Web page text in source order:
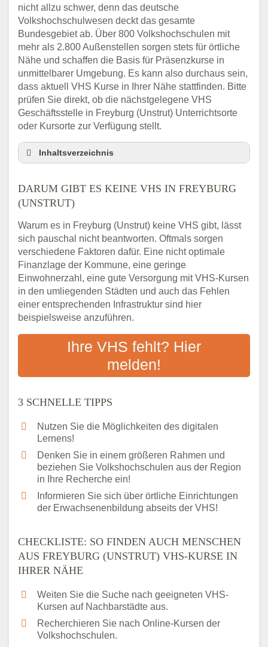
nicht allzu schwer, denn das deutsche
Volkshochschulwesen deckt das gesamte
Bundesgebiet ab. Über 800 Volkshochschulen mit
mehr als 2.800 Außenstellen sorgen stets für örtliche
Nähe und schaffen die Basis für Präsenzkurse in
unmittelbarer Umgebung. Es kann also durchaus sein,
dass aktuell VHS Kurse in Ihrer Nähe stattfinden. Bitte
prüfen Sie direkt, ob die nächstgelegene VHS
Geschäftsstelle in Freyburg (Unstrut) Unterrichtsorte
oder Kursorte zur Verfügung stellt.
Inhaltsverzeichnis
(Unstrut)
3 schnelle Tipps
Freyburg (Unstrut) VHS-Kurse in Ihrer Nähe
Abendschule in der Region rund um
Freyburg (Unstrut)
VHS steht für Erwachsenenbildung
Online-Kurse: Alternative Angebote zum
VHS-Kurs
Vor- und Nachteile von Online-Kursen
Checkliste: Darauf kommt es bei
Bildungsangeboten an
Das bundesweite Volkshochschulwesen
DARUM GIBT ES KEINE VHS IN FREYBURG
(UNSTRUT)
Warum es in Freyburg (Unstrut) keine VHS gibt, lässt
sich pauschal nicht beantworten. Oftmals sorgen
verschiedene Faktoren dafür. Eine nicht optimale
Finanzlage der Kommune, eine geringe
Einwohnerzahl, eine gute Versorgung mit VHS-Kursen
in den umliegenden Städten und auch das Fehlen
einer entsprechenden Infrastruktur sind hier
beispielsweise anzuführen.
Ihre VHS fehlt? Hier
melden!
3 SCHNELLE TIPPS
Nutzen Sie die Möglichkeiten des digitalen
Lernens!
Denken Sie in einem größeren Rahmen und
beziehen Sie Volkshochschulen aus der Region
in Ihre Recherche ein!
Informieren Sie sich über örtliche Einrichtungen
der Erwachsenenbildung abseits der VHS!
CHECKLISTE: SO FINDEN AUCH MENSCHEN
AUS FREYBURG (UNSTRUT) VHS-KURSE IN
IHRER NÄHE
Weiten Sie die Suche nach geeigneten VHS-
Kursen auf Nachbarstädte aus.
Recherchieren Sie nach Online-Kursen der
Volkshochschulen.